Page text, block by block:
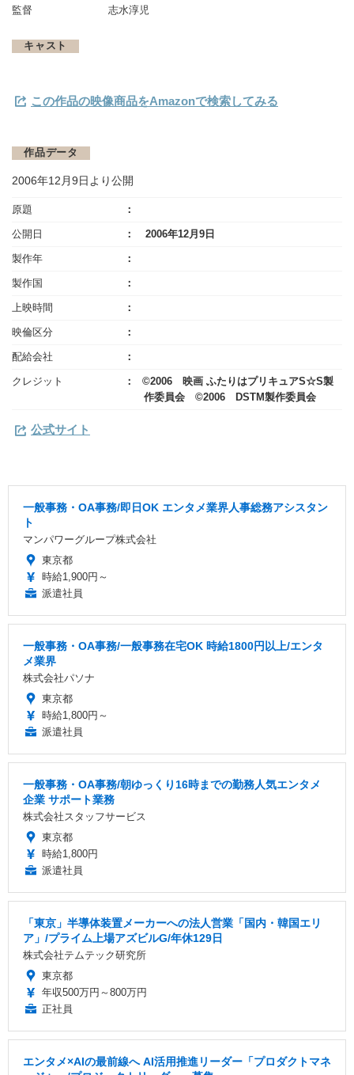
監督 志水淳児
キャスト
この作品の映像商品をAmazonで検索してみる
作品データ
2006年12月9日より公開
原題
公開日 2006年12月9日
製作年
製作国
上映時間
映倫区分
配給会社
クレジット
©2006 映画 ふたりはプリキュアS☆S製
作委員会 ©2006 DSTM製作委員会
公式サイト
一般事務・OA事務/即日OK エンタメ業界人事総務アシスタン
ト
マンパワーグループ株式会社
東京都
時給1,900円～
派遣社員
一般事務・OA事務/一般事務在宅OK 時給1800円以上/エンタ
メ業界
株式会社パソナ
東京都
時給1,800円～
派遣社員
一般事務・OA事務/朝ゆっくり16時までの勤務人気エンタメ
企業 サポート業務
株式会社スタッフサービス
東京都
時給1,800円
派遣社員
「東京」半導体装置メーカーへの法人営業「国内・韓国エリ
ア」/プライム上場アズビルG/年休129日
株式会社テムテック研究所
東京都
年収500万円～800万円
正社員
エンタメ×AIの最前線へ AI活用推進リーダー「プロダクトマネ